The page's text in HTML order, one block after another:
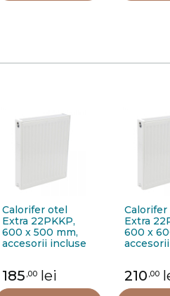
Calorifer otel
Extra 22PKKP,
600 x 500 mm,
accesorii incluse
185 ,00 lei
Extra
600 x
210 ,00